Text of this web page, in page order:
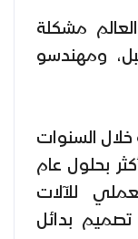
مشكلة
ومهندسو
السنوات
بحلول عام
للآلات
بدائل